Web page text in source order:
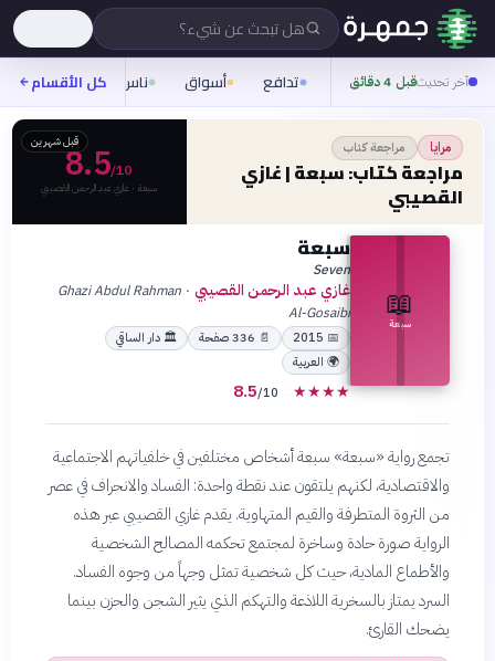
هل تبحث عن شيء؟
آخر تحديثقبل 4 دقائق تدافع أسواق ناس روح
كل الأقسام
مرايا مراجعة كتاب
مراجعة كتاب: سبعة | غازي
القصيبي
قبل شهرين8.5/10
سبعة · غازي عبد الرحمن القصيبي
📖
سبعة
سبعة
Seven
غازي عبد الرحمن القصيبي ·
Ghazi Abdul Rahman
Al-Gosaibi
📅
2015
📄
336صفحة 🏛 دار الساقي
🌍 العربية
★
★
★
★
8.5/10
تجمع رواية «سبعة» سبعة أشخاص مختلفين في خلفياتهم الاجتماعية
والاقتصادية، لكنهم يلتقون عند نقطة واحدة: الفساد والانحراف في عصر
من الثروة المتطرفة والقيم المتهاوية. يقدم غازي القصيبي عبر هذه
الرواية صورة حادة وساخرة لمجتمع تحكمه المصالح الشخصية
والأطماع المادية، حيث كل شخصية تمثل وجهاً من وجوه الفساد.
السرد يمتاز بالسخرية اللاذعة والتهكم الذي يثير الشجن والحزن بينما
يضحك القارئ.